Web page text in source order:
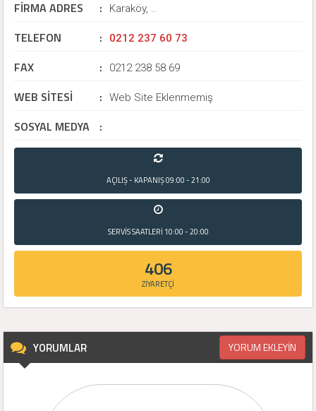
FİRMA ADRES : Karaköy, ..
TELEFON : 0212 237 60 73
FAX : 0212 238 58 69
WEB SİTESİ : Web Site Eklenmemiş
SOSYAL MEDYA :
AÇILIŞ - KAPANIŞ09:00 - 21:00
SERVİS SAATLERİ 10:00 - 20:00
406
ZİYARETÇİ
YORUMLAR YORUM EKLEYİN